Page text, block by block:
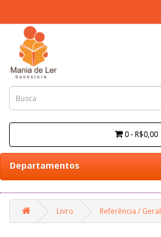
0 - R$0,00
Departamentos
Livro Referência / Geral